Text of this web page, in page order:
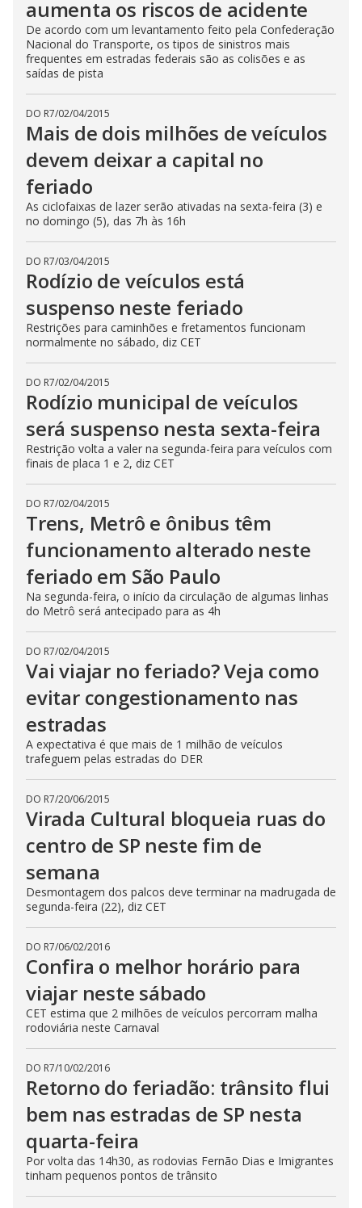
aumenta os riscos de acidente
De acordo com um levantamento feito pela Confederação
Nacional do Transporte, os tipos de sinistros mais
frequentes em estradas federais são as colisões e as
saídas de pista
DO R7/02/04/2015
Mais de dois milhões de veículos
devem deixar a capital no
feriado
As ciclofaixas de lazer serão ativadas na sexta-feira (3) e
no domingo (5), das 7h às 16h
DO R7/03/04/2015
Rodízio de veículos está
suspenso neste feriado
Restrições para caminhões e fretamentos funcionam
normalmente no sábado, diz CET
DO R7/02/04/2015
Rodízio municipal de veículos
será suspenso nesta sexta-feira
Restrição volta a valer na segunda-feira para veículos com
finais de placa 1 e 2, diz CET
DO R7/02/04/2015
Trens, Metrô e ônibus têm
funcionamento alterado neste
feriado em São Paulo
Na segunda-feira, o início da circulação de algumas linhas
do Metrô será antecipado para as 4h
DO R7/02/04/2015
Vai viajar no feriado? Veja como
evitar congestionamento nas
estradas
A expectativa é que mais de 1 milhão de veículos
trafeguem pelas estradas do DER
DO R7/20/06/2015
Virada Cultural bloqueia ruas do
centro de SP neste fim de
semana
Desmontagem dos palcos deve terminar na madrugada de
segunda-feira (22), diz CET
DO R7/06/02/2016
Confira o melhor horário para
viajar neste sábado
CET estima que 2 milhões de veículos percorram malha
rodoviária neste Carnaval
DO R7/10/02/2016
Retorno do feriadão: trânsito flui
bem nas estradas de SP nesta
quarta-feira
Por volta das 14h30, as rodovias Fernão Dias e Imigrantes
tinham pequenos pontos de trânsito